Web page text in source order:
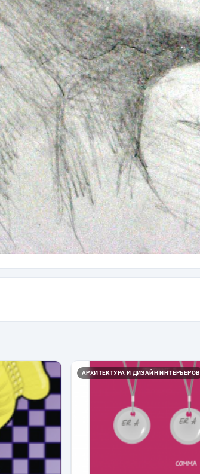
АРХИТЕКТУРА И ДИЗАЙН ИНТЕРЬЕРОВ